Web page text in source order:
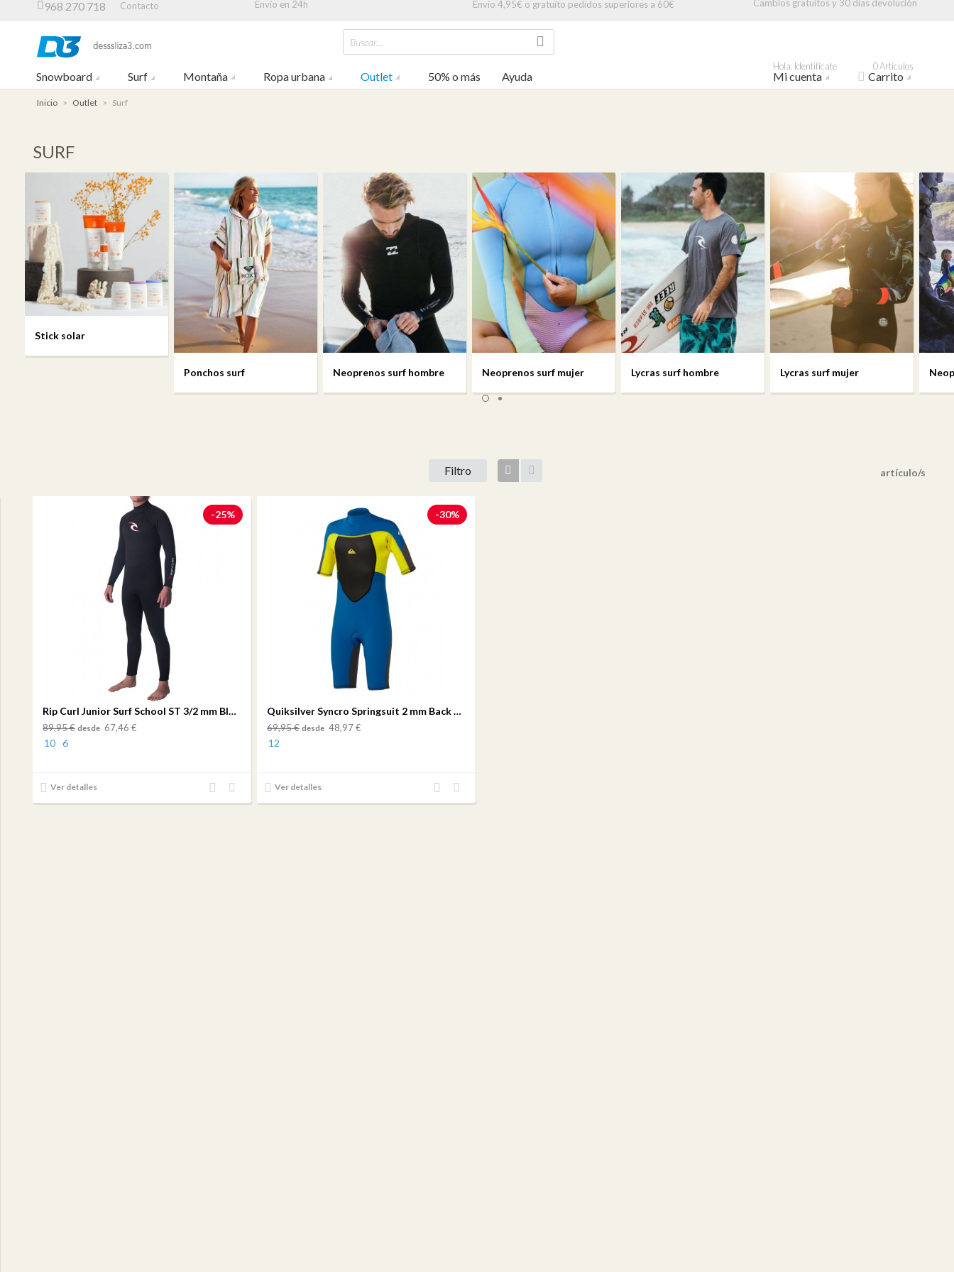
968 270 718 Contacto Envío en 24h Envío 4,95€ o gratuíto pedidos superiores a 60€ Cambios gratuitos y 30 días devolución
Buscar...
Hola. Identifícate
Mi cuenta
0 Artículos
Carrito
Snowboard Surf Montaña Ropa urbana Outlet 50% o más Ayuda
Inicio > Outlet > Surf
SURF
Stick solar
Ponchos surf Neoprenos surf hombre Neoprenos surf mujer Lycras surf hombre Lycras surf mujer
Filtro
Vista
artículos
artículo/s
-25%
Rip Curl Junior Surf School ST 3/2 mm Black
89,95 € desde 67,46 €
10 6
Ver detalles
Añadir
Añadir
al
-30%
Quiksilver Syncro Springsuit 2 mm Back Zip Flatlock Graphite-Blue-Yellow
69,95 € desde 48,97 €
12
Ver detalles
Añadir
Añadir
al